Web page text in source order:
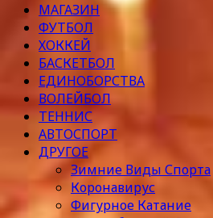
МАГАЗИН
ФУТБОЛ
ХОККЕЙ
БАСКЕТБОЛ
ЕДИНОБОРСТВА
ВОЛЕЙБОЛ
ТЕННИС
АВТОСПОРТ
ДРУГОЕ
Зимние Виды Спорта
Коронавирус
Фигурное Катание